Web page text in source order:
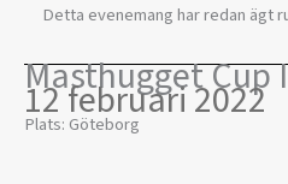
Detta evenemang har redan ägt
Masthugget Cup
12 februari 2022
Plats: Göteborg